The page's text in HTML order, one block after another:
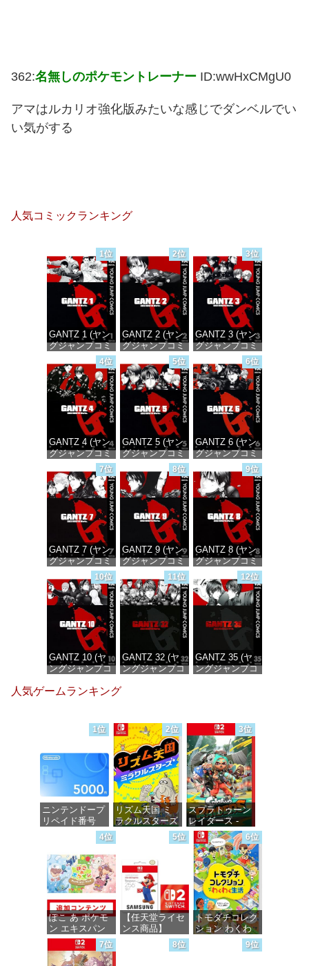
362:名無しのポケモントレーナー ID:wwHxCMgU0
アマはルカリオ強化版みたいな感じでダンベルでい
い気がする
人気コミックランキング
1位
GANTZ 1 (ヤン
グジャンプコミ
ックスDIGITAL)
価格：¥100
2位
GANTZ 2 (ヤン
グジャンプコミ
ックスDIGITAL)
価格：¥100
3位
GANTZ 3 (ヤン
グジャンプコミ
ックスDIGITAL)
価格：¥100
4位
GANTZ 4 (ヤン
グジャンプコミ
ックスDIGITAL)
価格：¥100
5位
GANTZ 5 (ヤン
グジャンプコミ
ックスDIGITAL)
価格：¥100
6位
GANTZ 6 (ヤン
グジャンプコミ
ックスDIGITAL)
価格：¥100
7位
GANTZ 7 (ヤン
グジャンプコミ
ックスDIGITAL)
価格：¥100
8位
GANTZ 9 (ヤン
グジャンプコミ
ックスDIGITAL)
価格：¥100
9位
GANTZ 8 (ヤン
グジャンプコミ
ックスDIGITAL)
価格：¥100
10位
GANTZ 10 (ヤ
ングジャンプコ
DIGITAL)
11位
GANTZ 32 (ヤ
ングジャンプコ
12位
GANTZ 35 (ヤ
ングジャンプコ
人気ゲームランキング
1位
ニンテンドープ
リペイド番号
5000円|オンラ
価格：¥5,000
2位
リズム天国 ミ
ラクルスターズ
-Switch
3位
スプラトゥーン
レイダース -
Switch2
価格：¥6,455
4位
ぽこ あ ポケモ
ン エキスパン
ションパス|オン
ラインコード版
5位
【任天堂ライセ
ンス商品】
6位
トモダチコレク
ション わくわ
く生活 -Switch
7位 8位 9位